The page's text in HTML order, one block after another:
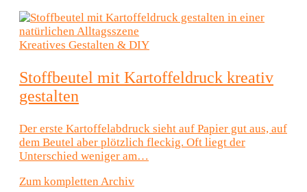
Kreatives Gestalten & DIY
Stoffbeutel mit Kartoffeldruck kreativ
gestalten
Der erste Kartoffelabdruck sieht auf Papier gut aus, auf
dem Beutel aber plötzlich fleckig. Oft liegt der
Unterschied weniger am…
Zum kompletten Archiv